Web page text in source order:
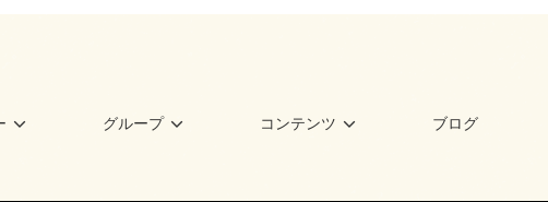
グループ コンテンツ ブログ